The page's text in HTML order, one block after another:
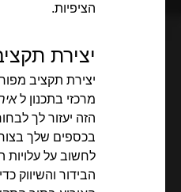
הציפיות.
יצירת
יצירת תקציב
מרכזי בתכנון ל
הזה יעזור לך
בכספים שלך
לחשוב על עלויות
הבידור והשיווק